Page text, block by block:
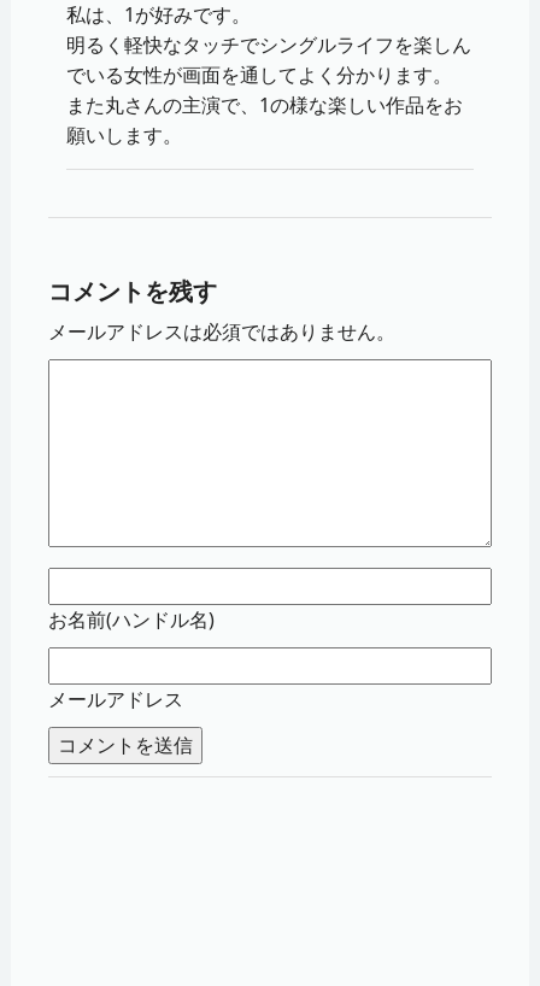
私は、1が好みです。
明るく軽快なタッチでシングルライフを楽しん
でいる女性が画面を通してよく分かります。
また丸さんの主演で、1の様な楽しい作品をお
願いします。
コメントを残す
メールアドレスは必須ではありません。
お名前(ハンドル名)
メールアドレス